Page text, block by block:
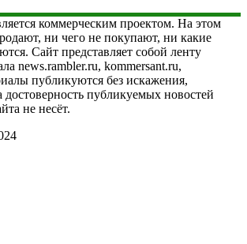
коммерческим проектом. На этом
ни чего не покупают, ни какие
Сайт представляет собой ленту
news.rambler.ru, kommersant.ru,
публикуются без искажения,
достоверность публикуемых новостей
не несёт.